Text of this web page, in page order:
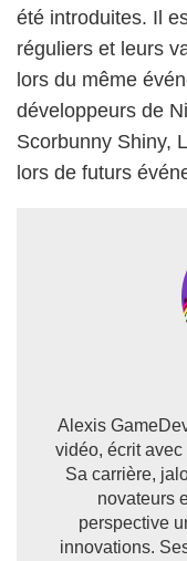
été introduites. Il
réguliers et leurs
lors du même
développeurs de
Scorbunny Shiny,
lors de futurs
Alexis
vidéo, écrit
Sa carrière,
novateurs
perspective
innovations.